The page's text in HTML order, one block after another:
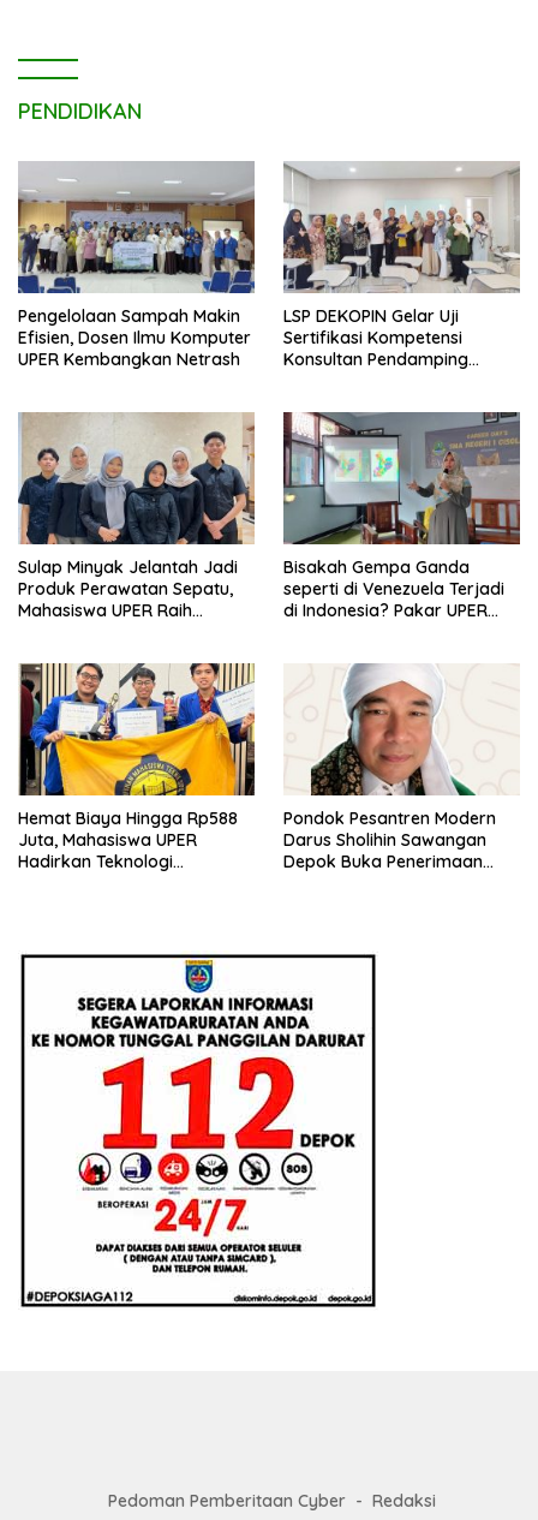
PENDIDIKAN
Pengelolaan Sampah Makin
Efisien, Dosen Ilmu Komputer
UPER Kembangkan Netrash
LSP DEKOPIN Gelar Uji
Sertifikasi Kompetensi
Konsultan Pendamping
Sulap Minyak Jelantah Jadi
Produk Perawatan Sepatu,
Mahasiswa UPER Raih
Bisakah Gempa Ganda
seperti di Venezuela Terjadi
di Indonesia? Pakar UPER
Hemat Biaya Hingga Rp588
Juta, Mahasiswa UPER
Hadirkan Teknologi
Pondok Pesantren Modern
Darus Sholihin Sawangan
Depok Buka Penerimaan
Pedoman Pemberitaan Cyber Redaksi